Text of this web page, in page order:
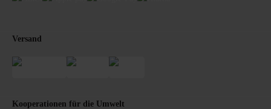
Versand
Kooperationen für die Umwelt